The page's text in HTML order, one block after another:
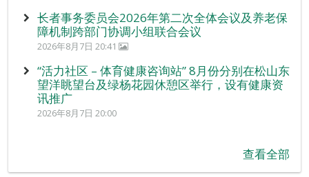
长者事务委员会2026年第二次全体会议及养老保
障机制跨部门协调小组联合会议
2026年8月7日 20:41
“活力社区 – 体育健康咨询站” 8月份分别在松山东
望洋眺望台及绿杨花园休憩区举行，设有健康资
讯推广
2026年8月7日 20:00
查看全部